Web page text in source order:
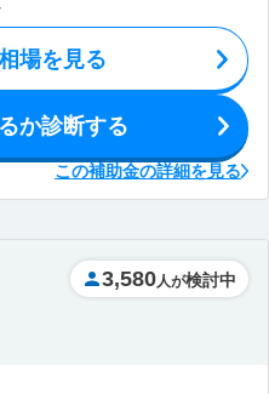
場を見る
か診断する
この補助金の詳細を見る
3,580 人が検討中